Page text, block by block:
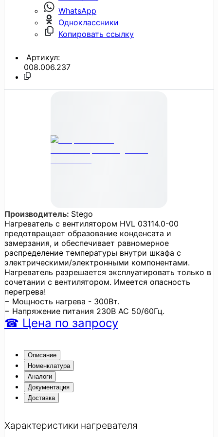
WhatsApp
Одноклассники
Копировать ссылку
Артикул:
008.006.237
Производитель: Stego
Нагреватель с вентилятором HVL 03114.0-00
предотвращает образование конденсата и
замерзания, и обеспечивает равномерное
распределение температуры внутри шкафа с
электрическими/электронными компонентами.
Нагреватель разрешается эксплуатировать только в
сочетании с вентилятором. Имеется опасность
перегрева!
− Мощность нагрева - 300Вт.
− Напряжение питания 230В AC 50/60Гц.
☎ Цена по запросу
Описание
Номенклатура
Аналоги
Документация
Доставка
Характеристики нагревателя